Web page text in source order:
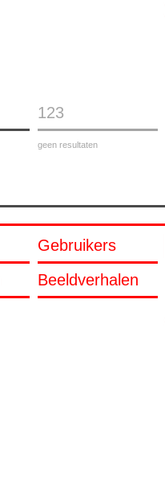
123
geen resultaten
Gebruikers
Beeldverhalen